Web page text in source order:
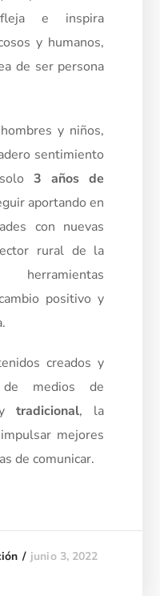
e inspira
y humanos,
de ser persona
y niños,
sentimiento
3 años de
aportando en
con nuevas
rural de la
positivo y
creados y
medios de
tradicional, la
mejores
de comunicar.
junio 3, 2022